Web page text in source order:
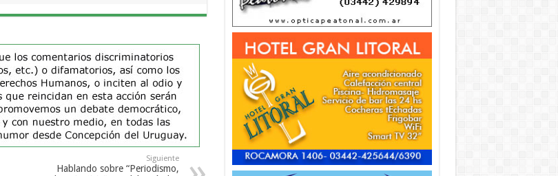
Siguiente
Hablando sobre “Periodismo,